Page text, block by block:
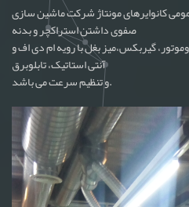
کانوایرهای مونتاژ شرکت ماشین سازی
صفوی داشتن استراکچر و بدنه
گیربکس،میز بغل با رویه ام دی اف و
آنتی استاتیک، تابلوبرق
و تنظیم سرعت می باشد.